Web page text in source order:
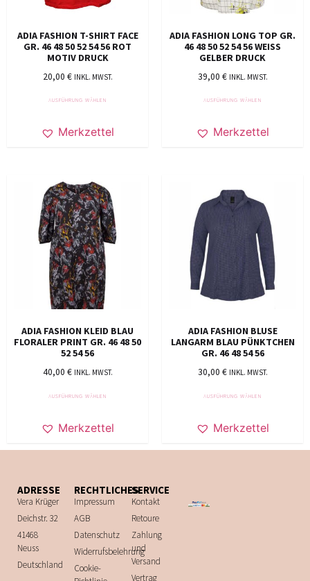
ADIA FASHION T-SHIRT FACE
GR. 46 48 50 52 54 56 ROT
MOTIV DRUCK
20,00 € INKL. MWST.
AUSFÜHRUNG WÄHLEN
Merkzettel
ADIA FASHION LONG TOP GR.
46 48 50 52 54 56 WEISS G
ELBER DRUCK
39,00 € INKL. MWST.
AUSFÜHRUNG WÄHLEN
Merkzettel
ADIA FASHION KLEID BLAU
FLORALER PRINT GR. 46 48 50
52 54 56
40,00 € INKL. MWST.
AUSFÜHRUNG WÄHLEN
Merkzettel
ADIA FASHION BLUSE
LANGARM BLAU PÜNKTCHEN
GR. 46 48 54 56
30,00 € INKL. MWST.
AUSFÜHRUNG WÄHLEN
Merkzettel
ADRESSE
Vera Krüger
Deichstr. 32
41468
Neuss
Deutschland
RECHTLICHES
Impressum
AGB
Datenschutz
Widerrufsbelehrung
Cookie-
SERVICE
Kontakt
Retoure
Zahlung
und
Versand
Vertrag